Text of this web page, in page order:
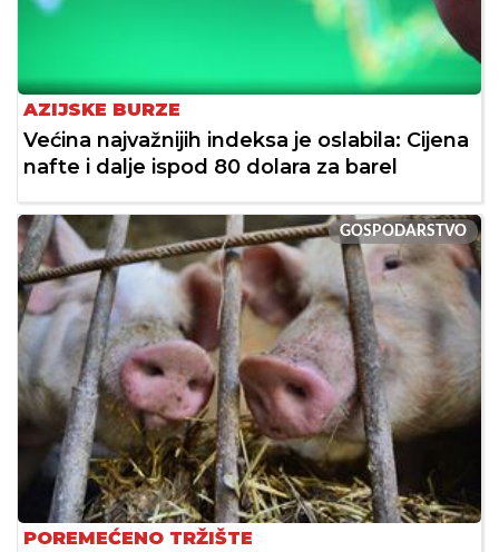
AZIJSKE BURZE
Većina najvažnijih indeksa je oslabila: Cijena
nafte i dalje ispod 80 dolara za barel
GOSPODARSTVO
POREMEĆENO TRŽIŠTE